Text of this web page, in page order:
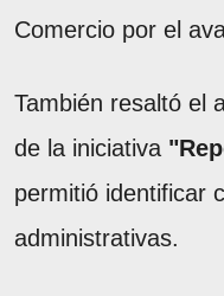
Comercio por el
También resaltó el
de la iniciativa
permitió identificar
administrativas.